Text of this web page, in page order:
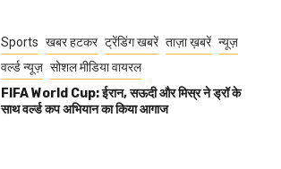
Sports खबर हटकर ट्रेंडिंग खबरें ताज़ा ख़बरें न्यूज़
वर्ल्ड न्यूज़ सोशल मीडिया वायरल
FIFA World Cup: ईरान, सऊदी और मिस्र ने ड्रॉ के
साथ वर्ल्ड कप अभियान का किया आगाज